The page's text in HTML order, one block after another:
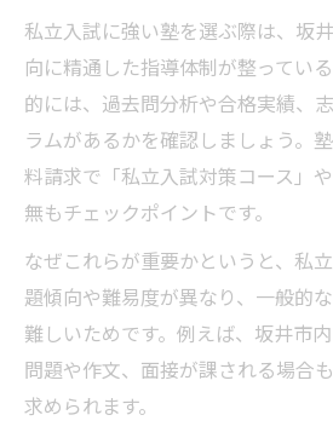
私立入試に強い塾を選ぶ際は、坂
向に精通した指導体制が整ってい
的には、過去問分析や合格実績、
ラムがあるかを確認しましょう。
料請求で「私立入試対策コース」
無もチェックポイントです。
なぜこれらが重要かというと、私
題傾向や難易度が異なり、一般的
難しいためです。例えば、坂井市
問題や作文、面接が課される場合
求められます。